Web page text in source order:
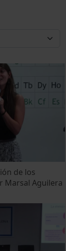
de los
Marsal Aguilera